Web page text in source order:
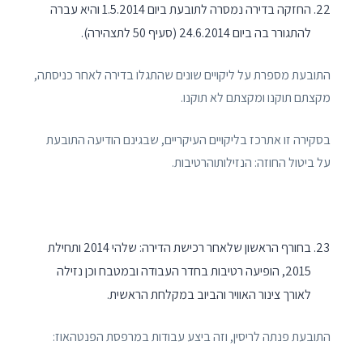
החזקה בדירה נמסרה לתובעת ביום 1.5.2014 והיא עברה
להתגורר בה ביום 24.6.2014 (סעיף 50 לתצהירה).
התובעת מספרת על ליקויים שונים שהתגלו בדירה לאחר כניסתה,
מקצתם תוקנו ומקצתם לא תוקנו.
בסקירה זו אתרכז בליקויים העיקריים, שבגינם הודיעה התובעת
על ביטול החוזה: הנזילותוהרטיבות.
בחורף הראשון שלאחר רכישת הדירה: שלהי 2014 ותחילת
2015, הופיעה רטיבות בחדר העבודה ובמטבח וכן נזילה
לאורך צינור האוויר והביוב במקלחת הראשית.
התובעת פנתה לריסין, וזה ביצע עבודות במרפסת הפנטהאוז: